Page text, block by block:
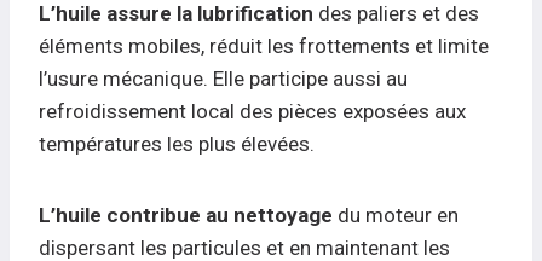
L’huile assure la lubrification des paliers et des
éléments mobiles, réduit les frottements et limite
l’usure mécanique. Elle participe aussi au
refroidissement local des pièces exposées aux
températures les plus élevées.
L’huile contribue au nettoyage du moteur en
dispersant les particules et en maintenant les